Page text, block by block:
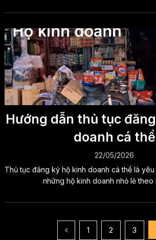
Hướng dẫn thủ tục
doanh cá thể
22/05/2026
Thủ tục đăng ký hộ kinh doanh cá thể là
những hộ kinh doanh nhỏ lẻ theo
1 2 3